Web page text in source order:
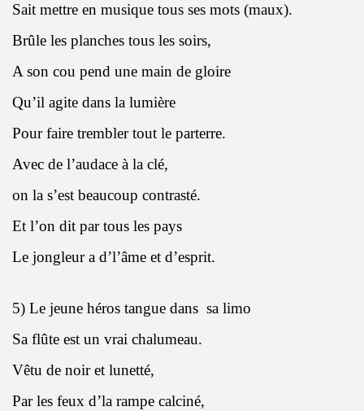
Sait mettre en musique tous ses mots (maux).
Brûle les planches tous les soirs,
A son cou pend une main de gloire
Qu’il agite dans la lumière
Pour faire trembler tout le parterre.
Avec de l’audace à la clé,
on la s’est beaucoup contrasté.
Et l’on dit par tous les pays
Le jongleur a d’l’âme et d’esprit.
5) Le jeune héros tangue dans sa limo
Sa flûte est un vrai chalumeau.
Vêtu de noir et lunetté,
Par les feux d’la rampe calciné,